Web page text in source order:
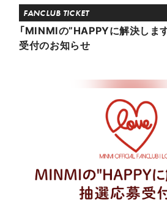
FANCLUB TICKET
「MINMIの”HAPPYに解決しま
受付のお知らせ